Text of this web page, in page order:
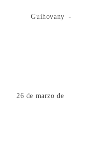
Guihovany
26 de marzo de